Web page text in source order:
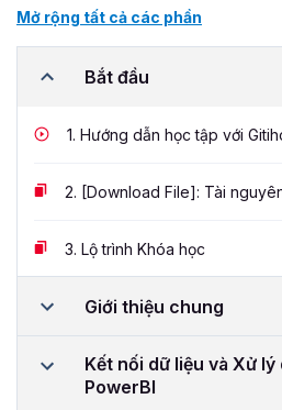
Mở rộng tất cả các phần
Bắt đầu
1. Hướng dẫn học tập với
2. [Download File]: Tài
3. Lộ trình Khóa học
Giới thiệu chung
Kết nối dữ liệu và Xử
PowerBI